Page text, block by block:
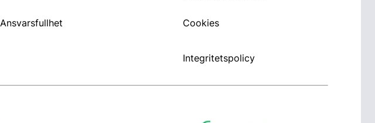
Ansvarsfullhet Cookies
Integritetspolicy